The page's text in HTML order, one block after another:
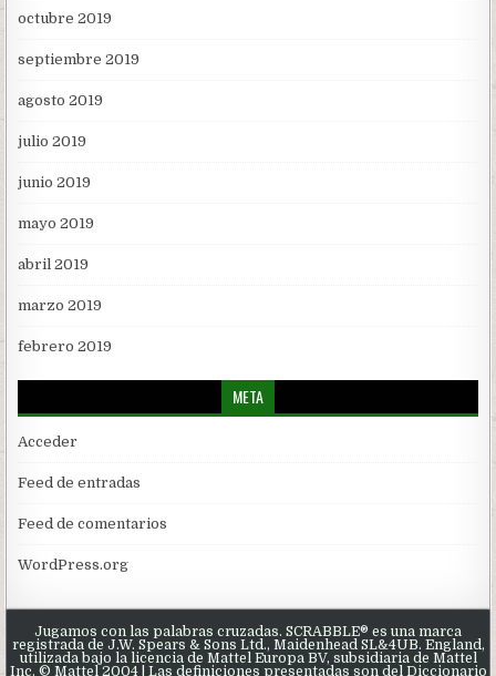
octubre 2019
septiembre 2019
agosto 2019
julio 2019
junio 2019
mayo 2019
abril 2019
marzo 2019
febrero 2019
META
Acceder
Feed de entradas
Feed de comentarios
WordPress.org
Jugamos con las palabras cruzadas. SCRABBLE® es una marca
registrada de J.W. Spears & Sons Ltd., Maidenhead SL&4UB. England,
utilizada bajo la licencia de Mattel Europa BV, subsidiaria de Mattel
Inc. © Mattel 2004 | Las definiciones presentadas son del Diccionario